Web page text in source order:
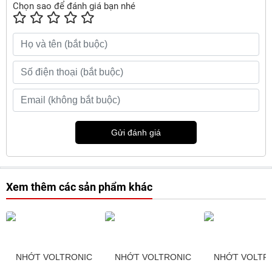
Chọn sao để đánh giá bạn nhé
Gửi đánh giá
Xem thêm các sản phẩm khác